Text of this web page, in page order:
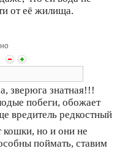
от её жилища.
зверюга знатная!!!
побеги, обожает
вредитель редкостный
кошки, но и они не
поймать, ставим